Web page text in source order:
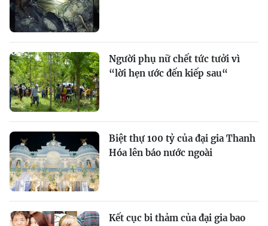
Người phụ nữ chết tức tưởi vì
“lời hẹn ước đến kiếp sau“
Biệt thự 100 tỷ của đại gia Thanh
Hóa lên báo nước ngoài
Kết cục bi thảm của đại gia bao